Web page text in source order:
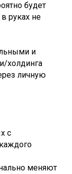
будет
руках не
и
холдинга
личную
с
меняют